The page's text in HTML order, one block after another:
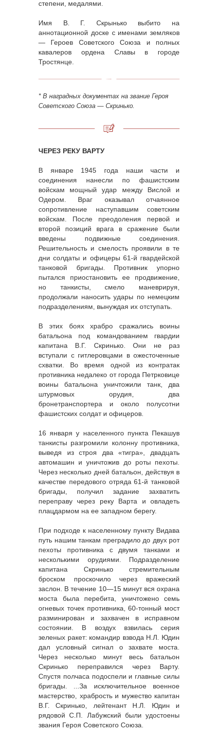
степени, медалями.
Имя В. Г. Скрынько выбито на
аннотационной доске с именами земляков
— Героев Советского Союза и полных
кавалеров ордена Славы в городе
Тростянце.
* В наградных документах на звание Героя
Советского Союза — Скринько.
ЧЕРЕЗ РЕКУ ВАРТУ
В январе 1945 года наши части и
соединения нанесли по фашистским
войскам мощный удар между Вислой и
Одером. Враг оказывал отчаянное
сопротивление наступавшим советским
войскам. После преодоления первой и
второй позиций врага в сражение были
введены подвижные соединения.
Решительность и смелость проявили в те
дни солдаты и офицеры 61-й гвардейской
танковой бригады. Противник упорно
пытался приостановить ее продвижение,
но танкисты, смело маневрируя,
продолжали наносить удары по немецким
подразделениям, вынуждая их отступать.
В этих боях храбро сражались воины
батальона под командованием гвардии
капитана В.Г. Скринько. Они не раз
вступали с гитлеровцами в ожесточенные
схватки. Bо время одной из контратак
противника недалеко от города Петрковице
воины батальона уничтожили танк, два
штурмовых орудия, два
бронетранспортера и около полусотни
фашистских солдат и офицеров.
16 января у населенного пункта Пекашув
танкисты разгромили колонну противника,
выведя из строя два «тигра», двадцать
автомашин и уничтожив до роты пехоты.
Через несколько дней батальон, действуя в
качестве передового отряда 61-й танковой
бригады, получил задание захватить
переправу через реку Варта и овладеть
плацдармом на ее западном берегу.
При подходе к населенному пункту Видава
путь нашим танкам преградило до двух рот
пехоты противника с двумя танками и
несколькими орудиями. Подразделение
капитана Скринько стремительным
броском проскочило через вражеский
заслон. В течение 10—15 минут вся охрана
моста была перебита, уничтожено семь
огневых точек противника, 60-тонный мост
разминирован и захвачен в исправном
состоянии. В воздух взвилась серия
зеленых ракет: командир взвода Н.Л. Юдин
дал условный сигнал о захвате моста.
Через несколько минут весь батальон
Скринько переправился через Варту.
Спустя полчаса подоспели и главные силы
бригады. ...За исключительное военное
мастерство, храбрость и мужество капитан
В.Г. Скринько, лейтенант Н.Л. Юдин и
рядовой С.П. Лабужский были удостоены
звания Героя Советского Союза.